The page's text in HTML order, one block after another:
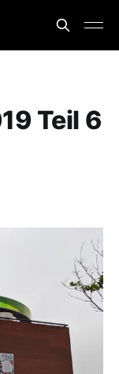
Teil 6